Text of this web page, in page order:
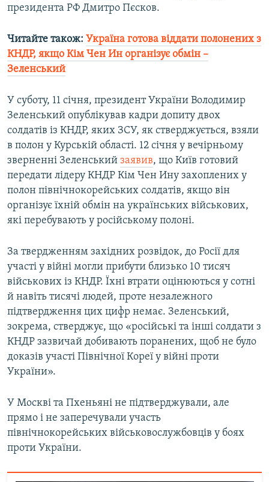
президента РФ Дмитро Пєсков.
Читайте також: Україна готова віддати полонених з
КНДР, якщо Кім Чен Ин організує обмін –
Зеленський
У суботу, 11 січня, президент України Володимир
Зеленський опублікував кадри допиту двох
солдатів із КНДР, яких ЗСУ, як стверджується, взяли
в полон у Курській області. 12 січня у вечірньому
зверненні Зеленський заявив, що Київ готовий
передати лідеру КНДР Кім Чен Ину захоплених у
полон північнокорейських солдатів, якщо він
організує їхній обмін на українських військових,
які перебувають у російському полоні.
За твердженням західних розвідок, до Росії для
участі у війні могли прибути близько 10 тисяч
військових із КНДР. Їхні втрати оцінюються у сотні
й навіть тисячі людей, проте незалежного
підтвердження цих цифр немає. Зеленський,
зокрема, стверджує, що «російські та інші солдати з
КНДР зазвичай добивають поранених, щоб не було
доказів участі Північної Кореї у війні проти
України».
У Москві та Пхеньяні не підтверджували, але
прямо і не заперечували участь
північнокорейських військовослужбовців у боях
проти України.